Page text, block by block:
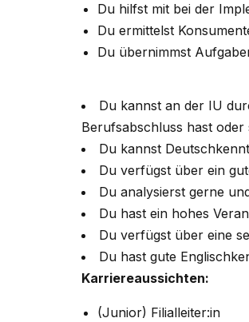
Du hilfst mit bei der
Du ermittelst
Du übernimmst
Du kannst an der IU
Berufsabschluss hast
Du kannst
Du verfügst über ein
Du analysierst gerne
Du hast ein hohes
Du verfügst über eine
Du hast gute
Karriereaussichten:
(Junior) Filialleiter:in